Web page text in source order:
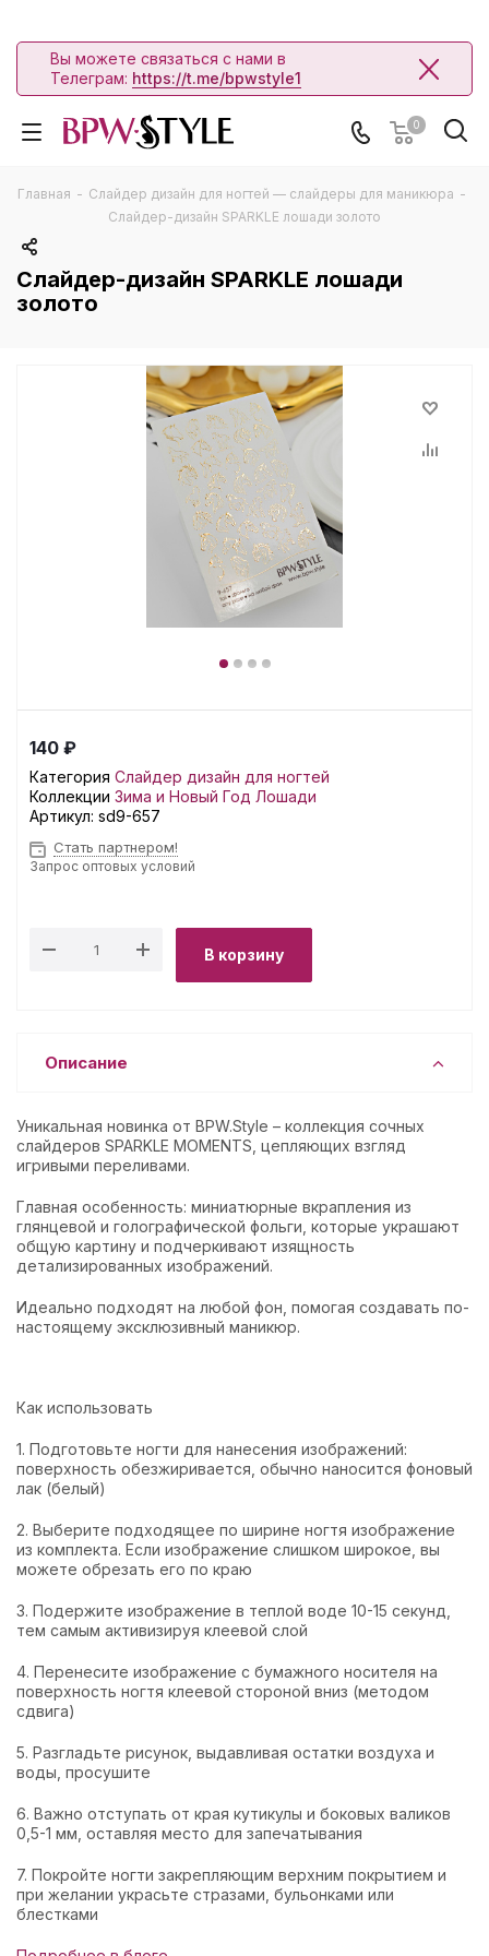
Вы можете связаться с нами в
Телеграм: https://t.me/bpwstyle1
0
Главная - Слайдер дизайн для ногтей — слайдеры для маникюра -
Слайдер-дизайн SPARKLE лошади золото
Слайдер-дизайн SPARKLE лошади
золото
140 ₽
Категория Слайдер дизайн для ногтей
Коллекции Зима и Новый Год Лошади
Артикул: sd9-657
Стать партнером!
Запрос оптовых условий
В корзину
Описание
Уникальная новинка от BPW.Style – коллекция сочных
слайдеров SPARKLE MOMENTS, цепляющих взгляд
игривыми переливами.
Главная особенность: миниатюрные вкрапления из
глянцевой и голографической фольги, которые украшают
общую картину и подчеркивают изящность
детализированных изображений.
Идеально подходят на любой фон, помогая создавать по-
настоящему эксклюзивный маникюр.
Как использовать
1. Подготовьте ногти для нанесения изображений:
поверхность обезжиривается, обычно наносится фоновый
лак (белый)
2. Выберите подходящее по ширине ногтя изображение
из комплекта. Если изображение слишком широкое, вы
можете обрезать его по краю
3. Подержите изображение в теплой воде 10-15 секунд,
тем самым активизируя клеевой слой
4. Перенесите изображение с бумажного носителя на
поверхность ногтя клеевой стороной вниз (методом
сдвига)
5. Разгладьте рисунок, выдавливая остатки воздуха и
воды, просушите
6. Важно отступать от края кутикулы и боковых валиков
0,5-1 мм, оставляя место для запечатывания
7. Покройте ногти закрепляющим верхним покрытием и
при желании украсьте стразами, бульонками или
блестками